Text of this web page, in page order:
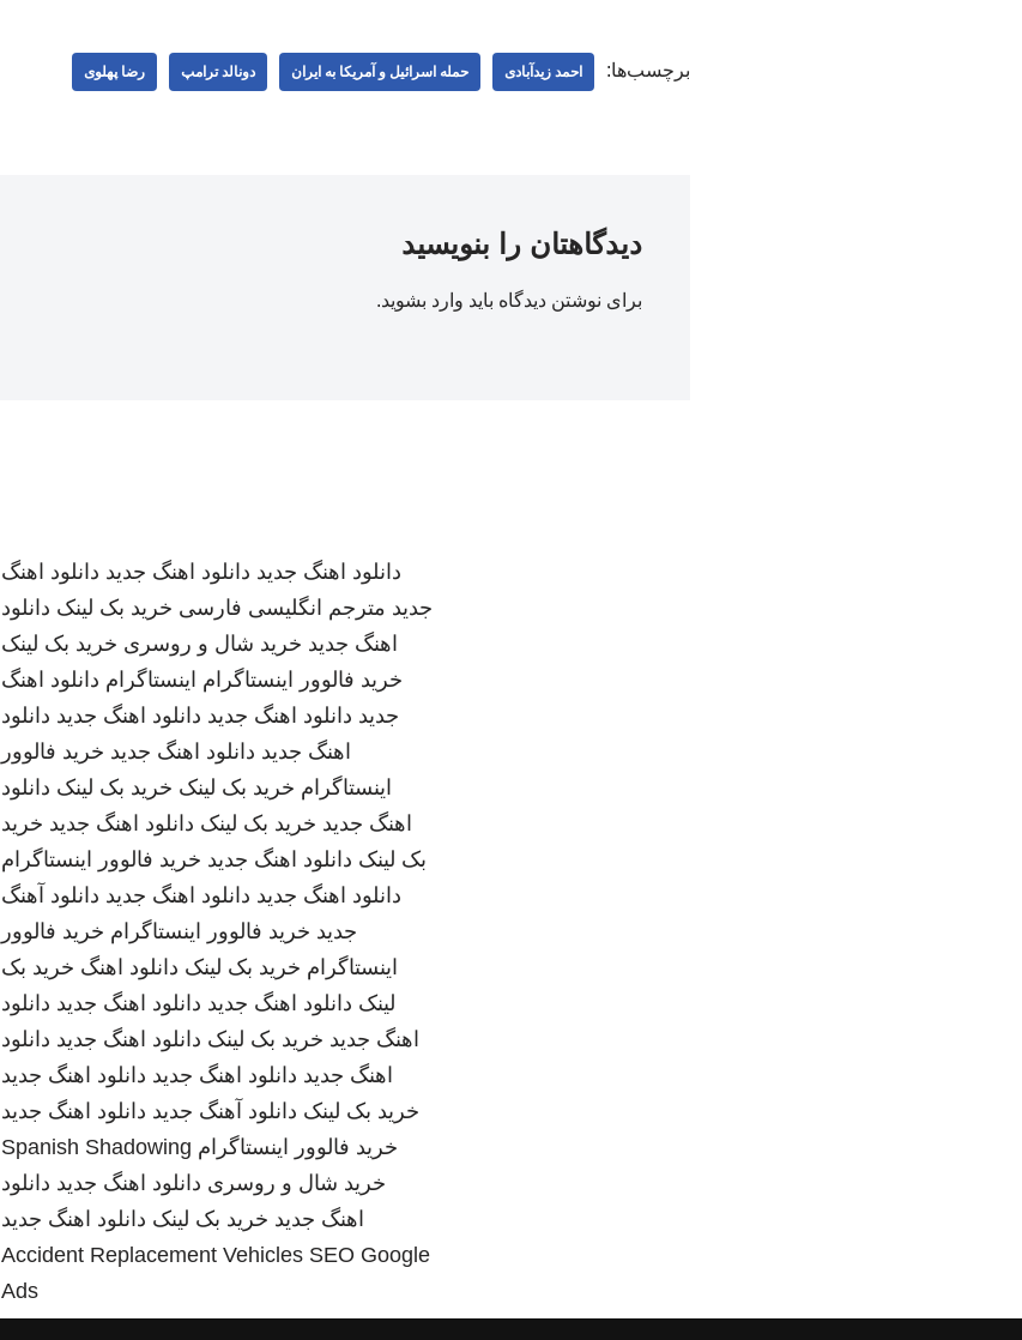
برچسب‌ها: احمد زیدآبادی حمله اسرائیل و آمریکا به ایران دونالد ترامپ رضا پهلوی
دیدگاهتان را بنویسید
برای نوشتن دیدگاه باید وارد بشوید.
دانلود اهنگ جدید دانلود اهنگ جدید دانلود اهنگ
جدید مترجم انگلیسی فارسی خرید بک لینک دانلود
اهنگ جدید خرید شال و روسری خرید بک لینک
خرید فالوور اینستاگرام اینستاگرام دانلود اهنگ
جدید دانلود اهنگ جدید دانلود اهنگ جدید دانلود
اهنگ جدید دانلود اهنگ جدید خرید فالوور
اینستاگرام خرید بک لینک خرید بک لینک دانلود
اهنگ جدید خرید بک لینک دانلود اهنگ جدید خرید
بک لینک دانلود اهنگ جدید خرید فالوور اینستاگرام
دانلود اهنگ جدید دانلود اهنگ جدید دانلود آهنگ
جدید خرید فالوور اینستاگرام خرید فالوور
اینستاگرام خرید بک لینک دانلود اهنگ خرید بک
لینک دانلود اهنگ جدید دانلود اهنگ جدید دانلود
اهنگ جدید خرید بک لینک دانلود اهنگ جدید دانلود
اهنگ جدید دانلود اهنگ جدید دانلود اهنگ جدید
خرید بک لینک دانلود آهنگ جدید دانلود اهنگ جدید
خرید فالوور اینستاگرام Spanish Shadowing
خرید شال و روسری دانلود اهنگ جدید دانلود
اهنگ جدید خرید بک لینک دانلود اهنگ جدید
Accident Replacement Vehicles SEO Google
Ads